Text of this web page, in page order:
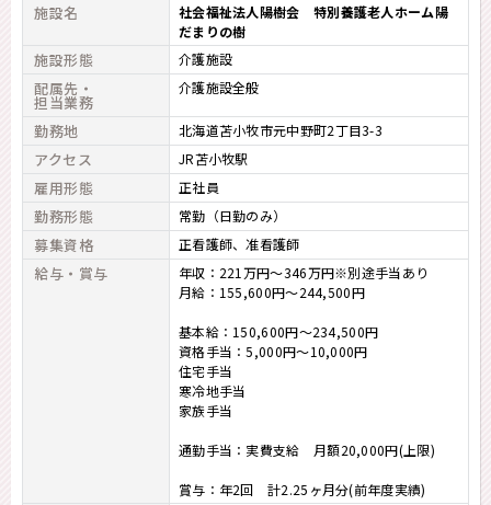
施設名
社会福祉法人陽樹会 特別養護老人ホーム陽
だまりの樹
施設形態 介護施設
配属先・
担当業務
介護施設全般
勤務地 北海道苫小牧市元中野町2丁目3-3
アクセス JR苫小牧駅
雇用形態 正社員
勤務形態 常勤（日勤のみ）
募集資格 正看護師 准看護師
給与・賞与
年収：221万円～346万円※別途手当あり
月給：155,600円～244,500円
基本給：150,600円～234,500円
資格手当：5,000円～10,000円
住宅手当
寒冷地手当
家族手当
通勤手当：実費支給 月額20,000円(上限)
賞与：年2回 計2.25ヶ月分(前年度実績)